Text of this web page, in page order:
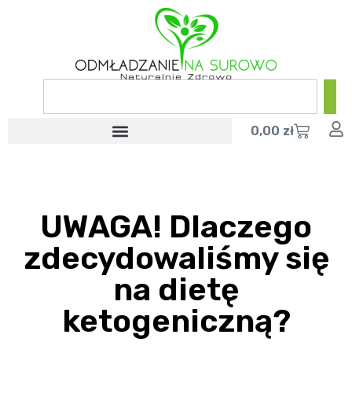
0,00 zł
UWAGA! Dlaczego
zdecydowaliśmy się
na dietę
ketogeniczną?